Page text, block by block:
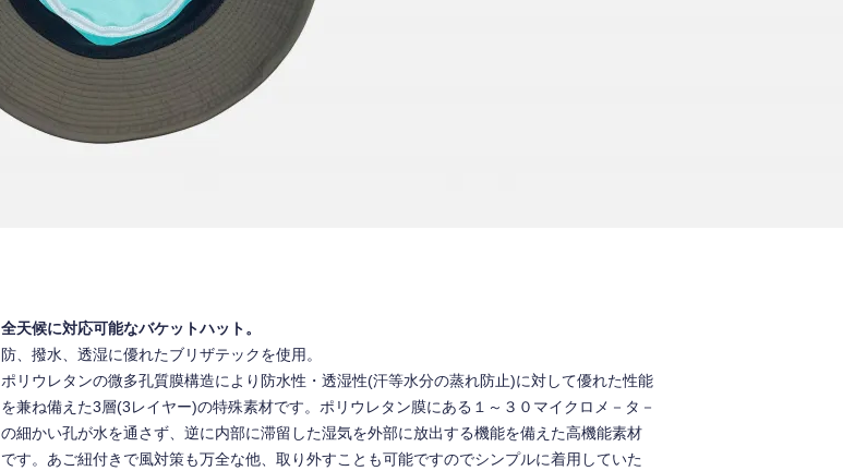
全天候に対応可能なバケットハット。
防、撥水、透湿に優れたブリザテックを使用。
ポリウレタンの微多孔質膜構造により防水性・透湿性(汗等水分の蒸れ防止)に対して優れた性能
を兼ね備えた3層(3レイヤー)の特殊素材です。ポリウレタン膜にある１～３０マイクロメ－タ－
の細かい孔が水を通さず、逆に内部に滞留した湿気を外部に放出する機能を備えた高機能素材
です。あご紐付きで風対策も万全な他、取り外すことも可能ですのでシンプルに着用していた